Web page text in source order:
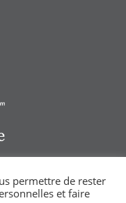
permettre de rester
et faire